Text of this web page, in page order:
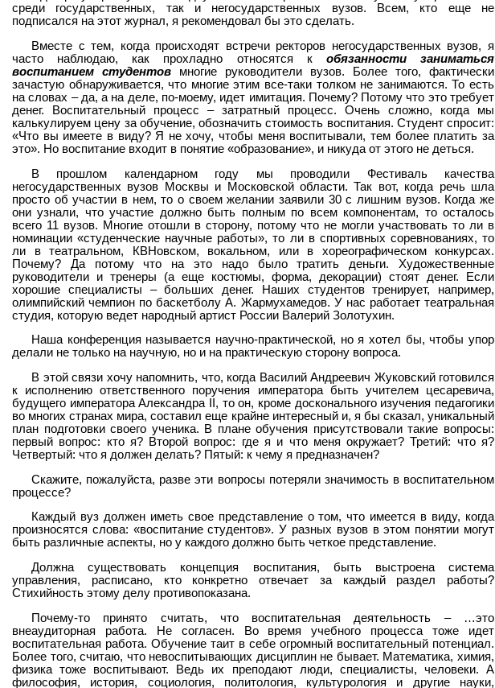
среди государственных, так и негосударственных вузов. Всем, кто еще не
подписался на этот журнал, я рекомендовал бы это сделать.
Вместе с тем, когда происходят встречи ректоров негосударственных вузов, я
часто наблюдаю, как прохладно относятся к обязанности заниматься
воспитанием студентов многие руководители вузов. Более того, фактически
зачастую обнаруживается, что многие этим все-таки толком не занимаются. То есть
на словах – да, а на деле, по-моему, идет имитация. Почему? Потому что это требует
денег. Воспитательный процесс – затратный процесс. Очень сложно, когда мы
калькулируем цену за обучение, обозначить стоимость воспитания. Студент спросит:
«Что вы имеете в виду? Я не хочу, чтобы меня воспитывали, тем более платить за
это». Но воспитание входит в понятие «образование», и никуда от этого не деться.
В прошлом календарном году мы проводили Фестиваль качества
негосударственных вузов Москвы и Московской области. Так вот, когда речь шла
просто об участии в нем, то о своем желании заявили 30 с лишним вузов. Когда же
они узнали, что участие должно быть полным по всем компонентам, то осталось
всего 11 вузов. Многие отошли в сторону, потому что не могли участвовать то ли в
номинации «студенческие научные работы», то ли в спортивных соревнованиях, то
ли в театральном, КВНовском, вокальном, или в хореографическом конкурсах.
Почему? Да потому что на это надо было тратить деньги. Художественные
руководители и тренеры (а еще костюмы, форма, декорации) стоят денег. Если
хорошие специалисты – больших денег. Наших студентов тренирует, например,
олимпийский чемпион по баскетболу А. Жармухамедов. У нас работает театральная
студия, которую ведет народный артист России Валерий Золотухин.
Наша конференция называется научно-практической, но я хотел бы, чтобы упор
делали не только на научную, но и на практическую сторону вопроса.
В этой связи хочу напомнить, что, когда Василий Андреевич Жуковский готовился
к исполнению ответственного поручения императора быть учителем цесаревича,
будущего императора Александра II, то он, кроме досконального изучения педагогики
во многих странах мира, составил еще крайне интересный и, я бы сказал, уникальный
план подготовки своего ученика. В плане обучения присутствовали такие вопросы:
первый вопрос: кто я? Второй вопрос: где я и что меня окружает? Третий: что я?
Четвертый: что я должен делать? Пятый: к чему я предназначен?
Скажите, пожалуйста, разве эти вопросы потеряли значимость в воспитательном
процессе?
Каждый вуз должен иметь свое представление о том, что имеется в виду, когда
произносятся слова: «воспитание студентов». У разных вузов в этом понятии могут
быть различные аспекты, но у каждого должно быть четкое представление.
Должна существовать концепция воспитания, быть выстроена система
управления, расписано, кто конкретно отвечает за каждый раздел работы?
Стихийность этому делу противопоказана.
Почему-то принято считать, что воспитательная деятельность – …это
внеаудиторная работа. Не согласен. Во время учебного процесса тоже идет
воспитательная работа. Обучение таит в себе огромный воспитательный потенциал.
Более того, считаю, что невоспитывающих дисциплин не бывает. Математика, химия,
физика тоже воспитывают. Ведь их преподают люди, специалисты, человеки. А
философия, история, социология, политология, культурология и другие науки,